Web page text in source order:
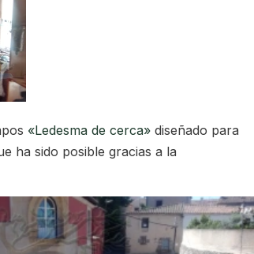
«Ledesma de cerca» diseñado para
ha sido posible gracias a la